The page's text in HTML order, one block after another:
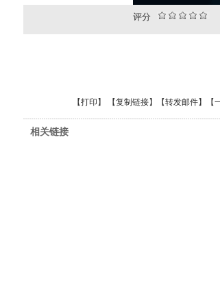
评分
【打印 】 【复制链接】【转发邮件】 【
相关链接